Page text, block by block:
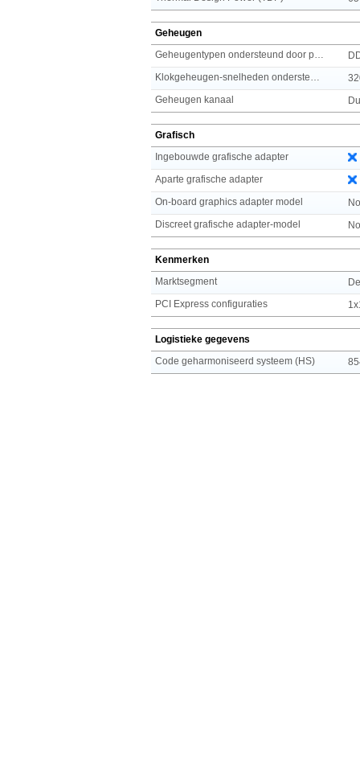
Geheugen
Geheugen kanaal
Grafisch
Ingebouwde grafische adapter
Aparte grafische adapter
On-board graphics adapter model
Discreet grafische adapter-model
Kenmerken
Marktsegment
PCI Express configuraties
Logistieke gegevens
Code geharmoniseerd systeem (HS)